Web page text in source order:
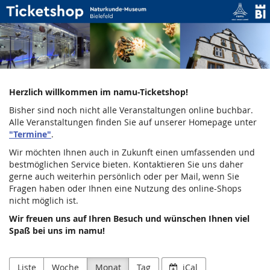
Zum
Haupt-
Inhalt
springen
Naturkunde-
Museum
Bielefeld
Herzlich willkommen im namu-Ticketshop!
Bisher sind noch nicht alle Veranstaltungen online buchbar.
Alle Veranstaltungen finden Sie auf unserer Homepage unter
"Termine".
Wir möchten Ihnen auch in Zukunft einen umfassenden und
bestmöglichen Service bieten. Kontaktieren Sie uns daher
gerne auch weiterhin persönlich oder per Mail, wenn Sie
Fragen haben oder Ihnen eine Nutzung des online-Shops
nicht möglich ist.
Wir freuen uns auf Ihren Besuch und wünschen Ihnen viel
Spaß bei uns im namu!
Liste Woche Monat Tag iCal